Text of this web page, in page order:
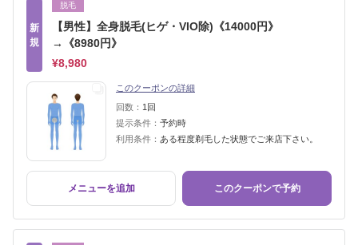
新
規
脱毛
【男性】全身脱毛(ヒゲ・VIO除)《14000円》
→《8980円》
¥8,980
このクーポンの詳細
回数： 1回
提示条件： 予約時
利用条件： ある程度剃毛した状態でご来店下さい。
メニューを追加 このクーポンで予約